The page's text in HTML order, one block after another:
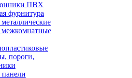
ПВХ
фурнитура
межкомнатные
пороги,